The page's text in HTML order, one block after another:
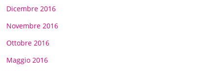
Dicembre 2016
Novembre 2016
Ottobre 2016
Maggio 2016